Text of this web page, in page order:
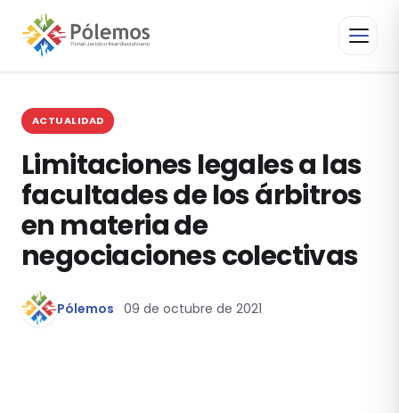
ACTUALIDAD
Limitaciones legales a las
facultades de los árbitros
en materia de
negociaciones colectivas
Pólemos 09 de octubre de 2021